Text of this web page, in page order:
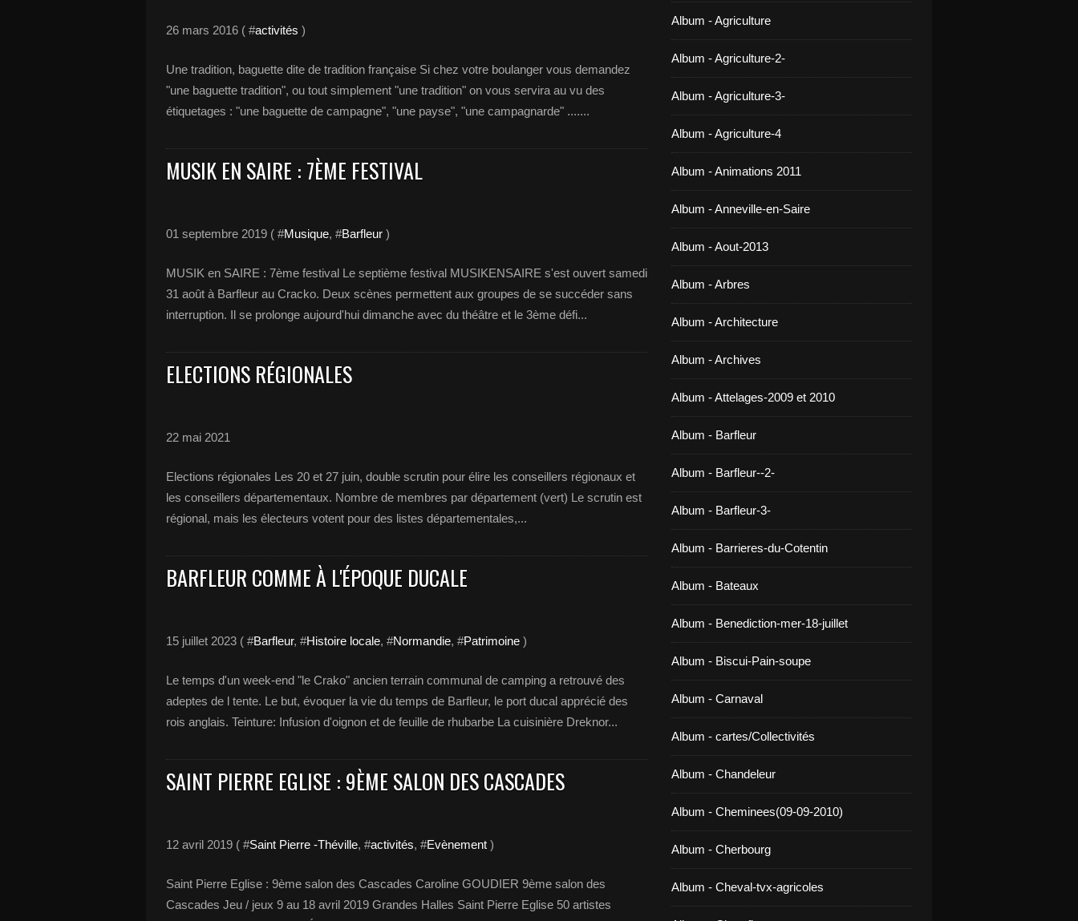
26 mars 2016 ( #activités )
Une tradition, baguette dite de tradition française Si chez votre boulanger vous demandez
"une baguette tradition", ou tout simplement "une tradition" on vous servira au vu des
étiquetages : "une baguette de campagne", "une payse", "une campagnarde" .......
MUSIK EN SAIRE : 7ÈME FESTIVAL
01 septembre 2019 ( #Musique, #Barfleur )
MUSIK en SAIRE : 7ème festival Le septième festival MUSIKENSAIRE s'est ouvert samedi
31 août à Barfleur au Cracko. Deux scènes permettent aux groupes de se succéder sans
interruption. Il se prolonge aujourd'hui dimanche avec du théâtre et le 3ème défi...
ELECTIONS RÉGIONALES
22 mai 2021
Elections régionales Les 20 et 27 juin, double scrutin pour élire les conseillers régionaux et
les conseillers départementaux. Nombre de membres par département (vert) Le scrutin est
régional, mais les électeurs votent pour des listes départementales,...
BARFLEUR COMME À L'ÉPOQUE DUCALE
15 juillet 2023 ( #Barfleur, #Histoire locale, #Normandie, #Patrimoine )
Le temps d'un week-end "le Crako" ancien terrain communal de camping a retrouvé des
adeptes de l tente. Le but, évoquer la vie du temps de Barfleur, le port ducal apprécié des
rois anglais. Teinture: Infusion d'oignon et de feuille de rhubarbe La cuisinière Dreknor...
SAINT PIERRE EGLISE : 9ÈME SALON DES CASCADES
12 avril 2019 ( #Saint Pierre -Théville, #activités, #Evènement )
Saint Pierre Eglise : 9ème salon des Cascades Caroline GOUDIER 9ème salon des
Cascades Jeu / jeux 9 au 18 avril 2019 Grandes Halles Saint Pierre Eglise 50 artistes
Album - Agriculture
Album - Agriculture-2-
Album - Agriculture-3-
Album - Agriculture-4
Album - Animations 2011
Album - Anneville-en-Saire
Album - Aout-2013
Album - Arbres
Album - Architecture
Album - Archives
Album - Attelages-2009 et 2010
Album - Barfleur
Album - Barfleur--2-
Album - Barfleur-3-
Album - Barrieres-du-Cotentin
Album - Bateaux
Album - Benediction-mer-18-juillet
Album - Biscui-Pain-soupe
Album - Carnaval
Album - cartes/Collectivités
Album - Chandeleur
Album - Cheminees(09-09-2010)
Album - Cherbourg
Album - Cheval-tvx-agricoles